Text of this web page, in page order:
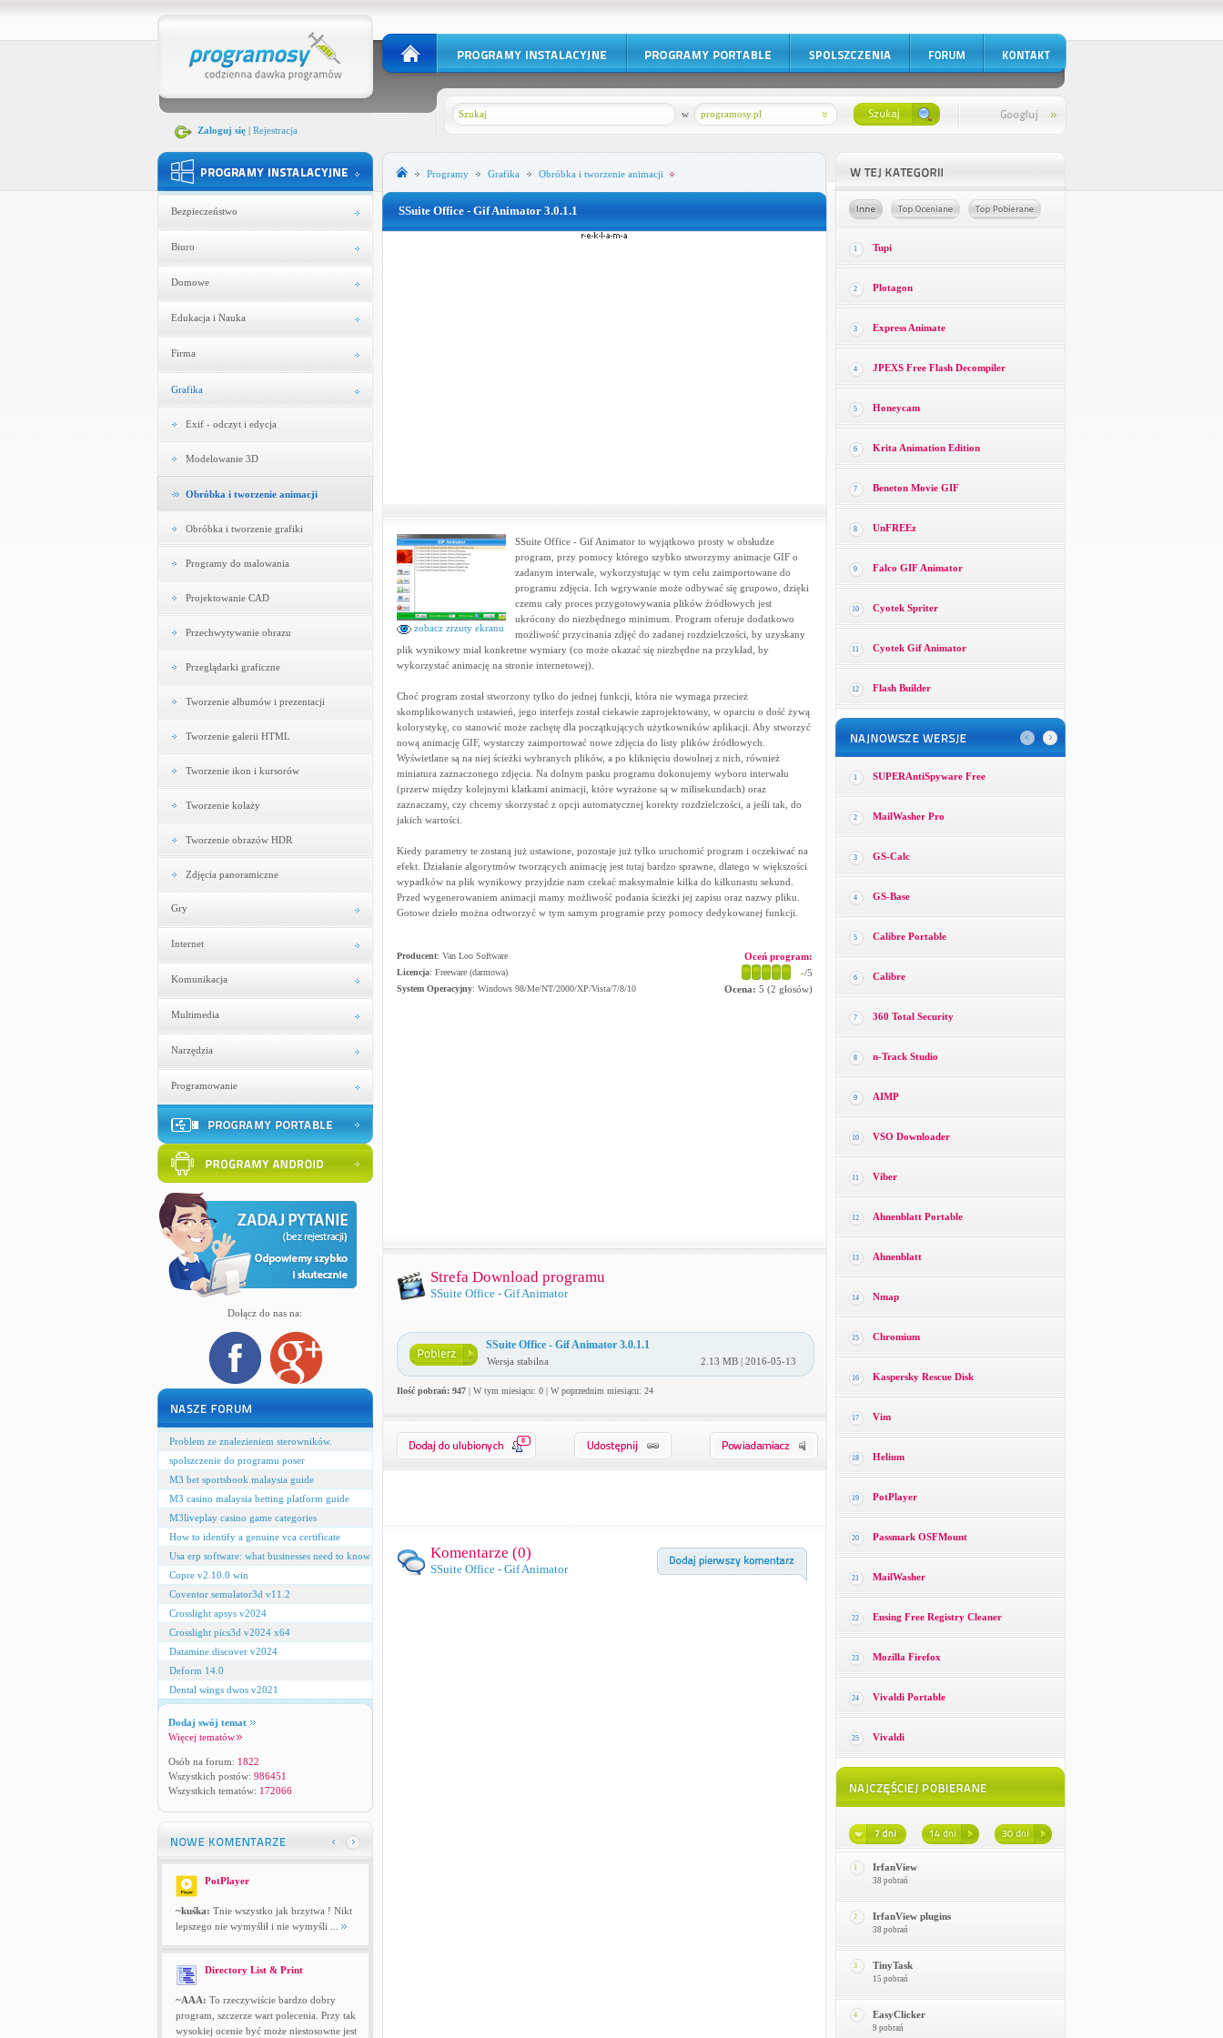
Zaloguj się| Rejestracja
programosy.pl
w
Bezpieczeństwo
Biuro
Domowe
Edukacja i Nauka
Firma
Grafika
Exif - odczyt i edycja
Modelowanie 3D
Obróbka i tworzenie animacji
Obróbka i tworzenie grafiki
Programy do malowania
Projektowanie CAD
Przechwytywanie obrazu
Przeglądarki graficzne
Tworzenie albumów i prezentacji
Tworzenie galerii HTML
Tworzenie ikon i kursorów
Tworzenie kolaży
Tworzenie obrazów HDR
Zdjęcia panoramiczne
Gry
Internet
Komunikacja
Multimedia
Narzędzia
Programowanie
Dołącz do nas na:
Problem ze znalezieniem sterowników.
spolszczenie do programu poser
M3 bet sportsbook malaysia guide
M3 casino malaysia betting platform guide
M3liveplay casino game categories
How to identify a genuine vca certificate
Usa erp software: what businesses need to know
Copre v2.10.0 win
Coventor semulator3d v11.2
Crosslight apsys v2024
Crosslight pics3d v2024 x64
Datamine.discover v2024
Deform 14.0
Dental wings dwos v2021
Dodaj swój temat
Więcej tematów
Osób na forum: 1822
Wszystkich postów: 986451
Wszystkich tematów: 172066
PotPlayer
~kuśka: Tnie wszystko jak brzytwa ! Nikt
lepszego nie wymyślił i nie wymyśli ...
Directory List & Print
~AAA: To rzeczywiście bardzo dobry
program, szczerze wart polecenia. Przy tak
wysokiej ocenie być może niestosowne jest
Programy Grafika Obróbka i tworzenie animacji
SSuite Office - Gif Animator 3.0.1.1
zobacz zrzuty ekranu
SSuite Office - Gif Animator to wyjątkowo prosty w obsłudze
program, przy pomocy którego szybko stworzymy animacje GIF o
zadanym interwale, wykorzystując w tym celu zaimportowane do
programu zdjęcia. Ich wgrywanie może odbywać się grupowo, dzięki
czemu cały proces przygotowywania plików źródłowych jest
ukrócony do niezbędnego minimum. Program oferuje dodatkowo
możliwość przycinania zdjęć do zadanej rozdzielczości, by uzyskany
plik wynikowy miał konkretne wymiary (co może okazać się niezbędne na przykład, by
wykorzystać animację na stronie internetowej).
Choć program został stworzony tylko do jednej funkcji, która nie wymaga przecież
skomplikowanych ustawień, jego interfejs został ciekawie zaprojektowany, w oparciu o dość żywą
kolorystykę, co stanowić może zachętę dla początkujących użytkowników aplikacji. Aby stworzyć
nową animację GIF, wystarczy zaimportować nowe zdjęcia do listy plików źródłowych.
Wyświetlane są na niej ścieżki wybranych plików, a po kliknięciu dowolnej z nich, również
miniatura zaznaczonego zdjęcia. Na dolnym pasku programu dokonujemy wyboru interwału
(przerw między kolejnymi klatkami animacji, które wyrażone są w milisekundach) oraz
zaznaczamy, czy chcemy skorzystać z opcji automatycznej korekty rozdzielczości, a jeśli tak, do
jakich wartości.
Kiedy parametry te zostaną już ustawione, pozostaje już tylko uruchomić program i oczekiwać na
efekt. Działanie algorytmów tworzących animację jest tutaj bardzo sprawne, dlatego w większości
wypadków na plik wynikowy przyjdzie nam czekać maksymalnie kilka do kilkunastu sekund.
Przed wygenerowaniem animacji mamy możliwość podania ścieżki jej zapisu oraz nazwy pliku.
Gotowe dzieło można odtworzyć w tym samym programie przy pomocy dedykowanej funkcji.
Producent: Van Loo Software
Licencja: Freeware (darmowa)
System Operacyjny: Windows 98/Me/NT/2000/XP/Vista/7/8/10
Oceń program:
-/5
Ocena: 5 (2 głosów)
Strefa Download programu
SSuite Office - Gif Animator
SSuite Office - Gif Animator 3.0.1.1
Wersja stabilna 2.13 MB | 2016-05-13
Ilość pobrań: 947| W tym miesiącu: 0 | W poprzednim miesiącu: 24
0
Komentarze (0)
SSuite Office - Gif Animator
1 Tupi
2 Plotagon
3 Express Animate
4 JPEXS Free Flash Decompiler
5 Honeycam
6 Krita Animation Edition
7 Beneton Movie GIF
8 UnFREEz
9 Falco GIF Animator
10 Cyotek Spriter
11 Cyotek Gif Animator
12 Flash Builder
1 SUPERAntiSpyware Free
2 MailWasher Pro
3 GS-Calc
4 GS-Base
5 Calibre Portable
6 Calibre
7 360 Total Security
8 n-Track Studio
9 AIMP
10 VSO Downloader
11 Viber
12 Ahnenblatt Portable
13 Ahnenblatt
14 Nmap
15 Chromium
16 Kaspersky Rescue Disk
17 Vim
18 Helium
19 PotPlayer
20 Passmark OSFMount
21 MailWasher
22 Eusing Free Registry Cleaner
23 Mozilla Firefox
24 Vivaldi Portable
25 Vivaldi
1 IrfanView
38 pobrań
2 IrfanView plugins
38 pobrań
3 TinyTask
15 pobrań
4 EasyClicker
9 pobrań